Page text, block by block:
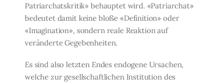
Patriarchatskritik» behauptet wird. «Patriar­chat»
bedeutet damit keine bloße «Definition» oder
«Imagination», sondern reale Reak­tion auf
veränderte Gegebenheiten.
Es sind also letzten Endes endogene Ursachen,
welche zur gesellschaftlichen Instituti­on des